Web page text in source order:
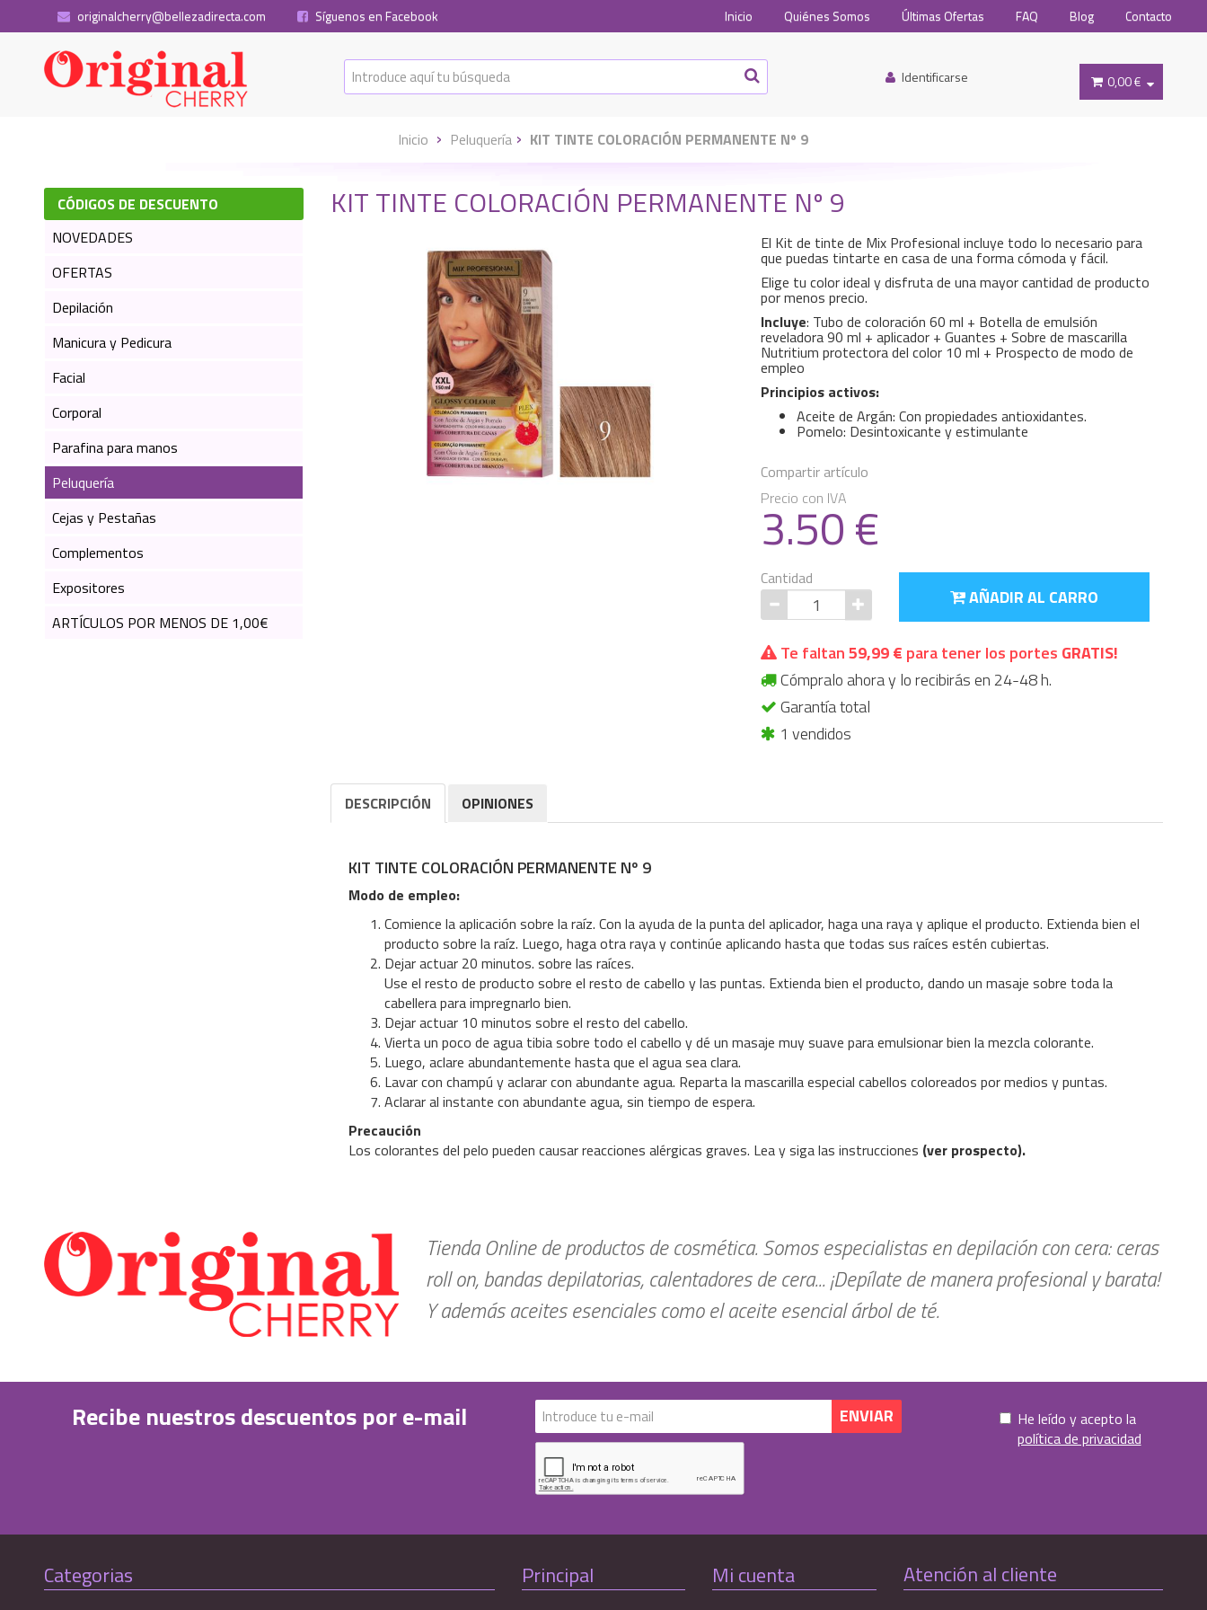
originalcherry@bellezadirecta.com Síguenos en Facebook Inicio Quiénes Somos Últimas Ofertas FAQ Blog Contacto
Identificarse 0,00 €
Inicio Peluquería KIT TINTE COLORACIÓN PERMANENTE Nº 9
CÓDIGOS DE DESCUENTO
NOVEDADES
OFERTAS
Depilación
Manicura y Pedicura
Facial
Corporal
Parafina para manos
Peluquería
Cejas y Pestañas
Complementos
Expositores
ARTÍCULOS POR MENOS DE 1,00€
KIT TINTE COLORACIÓN PERMANENTE Nº 9
El Kit de tinte de Mix Profesional incluye todo lo necesario para
que puedas tintarte en casa de una forma cómoda y fácil.
Elige tu color ideal y disfruta de una mayor cantidad de producto
por menos precio.
Incluye: Tubo de coloración 60 ml + Botella de emulsión
reveladora 90 ml + aplicador + Guantes + Sobre de mascarilla
Nutritium protectora del color 10 ml + Prospecto de modo de
empleo
Principios activos:
Aceite de Argán: Con propiedades antioxidantes.
Pomelo: Desintoxicante y estimulante
Compartir artículo
Precio con IVA
3.50€
Cantidad
AÑADIR AL CARRO
Te faltan59,99 € para tener los portes GRATIS!
Cómpralo ahora y lo recibirás en 24-48 h.
Garantía total
1 vendidos
DESCRIPCIÓN OPINIONES
KIT TINTE COLORACIÓN PERMANENTE Nº 9
Modo de empleo:
Comience la aplicación sobre la raíz. Con la ayuda de la punta del aplicador, haga una raya y aplique el producto. Extienda bien el
producto sobre la raíz. Luego, haga otra raya y continúe aplicando hasta que todas sus raíces estén cubiertas.
Dejar actuar 20 minutos. sobre las raíces.
Use el resto de producto sobre el resto de cabello y las puntas. Extienda bien el producto, dando un masaje sobre toda la
cabellera para impregnarlo bien.
Dejar actuar 10 minutos sobre el resto del cabello.
Vierta un poco de agua tibia sobre todo el cabello y dé un masaje muy suave para emulsionar bien la mezcla colorante.
Luego, aclare abundantemente hasta que el agua sea clara.
Lavar con champú y aclarar con abundante agua. Reparta la mascarilla especial cabellos coloreados por medios y puntas.
Aclarar al instante con abundante agua, sin tiempo de espera.
Precaución
Los colorantes del pelo pueden causar reacciones alérgicas graves. Lea y siga las instrucciones (ver prospecto).
Tienda Online de productos de cosmética. Somos especialistas en depilación con cera: ceras
roll on, bandas depilatorias, calentadores de cera... ¡Depílate de manera profesional y barata!
Y además aceites esenciales como el aceite esencial árbol de té.
Recibe nuestros descuentos por e-mail
He leído y acepto la
política de privacidad
Categorias Principal Mi cuenta Atención al cliente